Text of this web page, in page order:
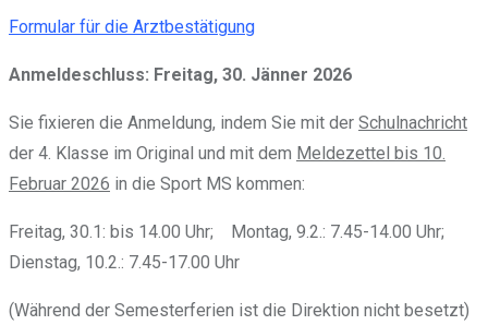
Formular für die Arztbestätigung
Anmeldeschluss: Freitag, 30. Jänner 2026
Sie fixieren die Anmeldung, indem Sie mit der Schulnachricht
der 4. Klasse im Original und mit dem Meldezettel bis 10.
Februar 2026 in die Sport MS kommen:
Freitag, 30.1: bis 14.00 Uhr; Montag, 9.2.: 7.45-14.00 Uhr;
Dienstag, 10.2.: 7.45-17.00 Uhr
(Während der Semesterferien ist die Direktion nicht besetzt)